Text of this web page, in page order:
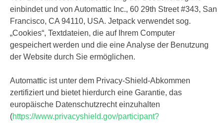
einbindet und von Automattic Inc., 60 29th Street #343, San
Francisco, CA 94110, USA. Jetpack verwendet sog.
„Cookies“, Textdateien, die auf Ihrem Computer
gespeichert werden und die eine Analyse der Benutzung
der Website durch Sie ermöglichen.
Automattic ist unter dem Privacy-Shield-Abkommen
zertifiziert und bietet hierdurch eine Garantie, das
europäische Datenschutzrecht einzuhalten
(https://www.privacyshield.gov/participant?